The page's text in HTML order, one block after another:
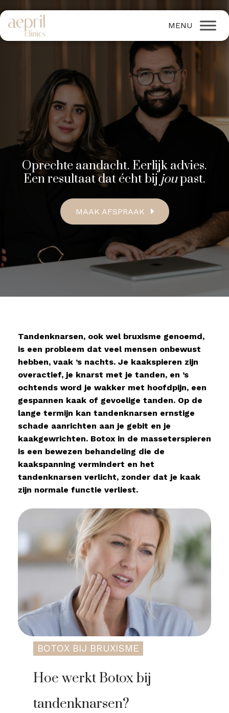
Oprechte aandacht. Eerlijk advies.
Een resultaat dat écht bij joupast.
MAAK AFSPRAAK
Tandenknarsen, ook wel bruxisme genoemd,
is een probleem dat veel mensen onbewust
hebben, vaak ’s nachts. Je kaakspieren zijn
overactief, je knarst met je tanden, en ’s
ochtends word je wakker met hoofdpijn, een
gespannen kaak of gevoelige tanden. Op de
lange termijn kan tandenknarsen ernstige
schade aanrichten aan je gebit en je
kaakgewrichten. Botox in de masseterspieren
is een bewezen behandeling die de
kaakspanning vermindert en het
tandenknarsen verlicht, zonder dat je kaak
zijn normale functie verliest.
BOTOX BIJ BRUXISME
Hoe werkt Botox bij
tandenknarsen?